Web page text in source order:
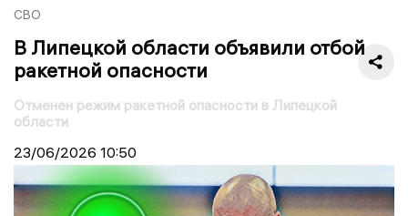
СВО
В Липецкой области объявили отбой
ракетной опасности
Отменен режим ракетной опасности в Липецкой
области
23/06/2026 10:50